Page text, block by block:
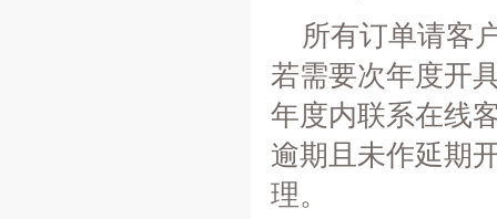
所有订单请客
若需要次年度开
年度内联系在线
逾期且未作延期
理。